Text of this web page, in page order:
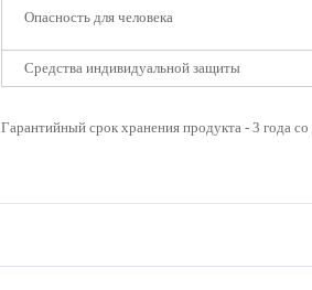
Опасность для человека
Средства индивидуальной защиты
Гарантийный срок хранения продукта - 3 года со